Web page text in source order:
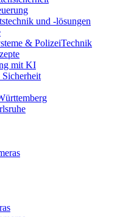
und -lösungen
& PolizeiTechnik
mit KI
Sicherheit